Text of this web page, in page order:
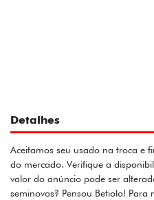
Detalhes
Aceitamos seu usado na troca e
do mercado. Verifique a
valor do anúncio pode ser
seminovos? Pensou Betiolo! Para